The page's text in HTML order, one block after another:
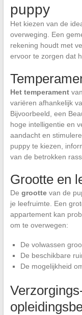
puppy
Het kiezen van de
overweging. Een
rekening houdt met
ervoor te zorgen dat
Het temperament
variëren afhankelijk
Bijvoorbeeld, een
hoge intelligentie en
aandacht en
puppy te kiezen,
van de betrokken
Grootte en
De groottevan de
je leefruimte. Een
appartement kan
om te overwegen:
De volwassen
De beschikbare
De mogelijkheid